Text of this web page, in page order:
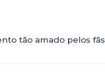
tão amado pelos fãs